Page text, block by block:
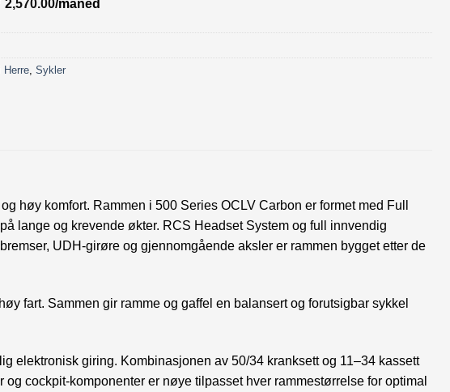
2,570.00/måned
Herre ,Sykler
høy komfort. Rammen i 500 Series OCLV Carbon er formet med Full
lange og krevende økter. RCS Headset System og full innvendig
UDH-girøre og gjennomgående aksler er rammen bygget etter de
fart. Sammen gir ramme og gaffel en balansert og forutsigbar sykkel
elektronisk giring. Kombinasjonen av 50/34 kranksett og 11–34 kassett
cockpit-komponenter er nøye tilpasset hver rammestørrelse for optimal